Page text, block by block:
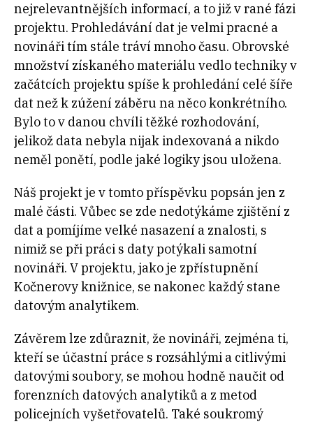
nejrelevantnějších informací, a to již v rané fázi
projektu. Prohledávání dat je velmi pracné a
novináři tím stále tráví mnoho času. Obrovské
množství získaného materiálu vedlo techniky v
začátcích projektu spíše k prohledání celé šíře
dat než k zúžení záběru na něco konkrétního.
Bylo to v danou chvíli těžké rozhodování,
jelikož data nebyla nijak indexovaná a nikdo
neměl ponětí, podle jaké logiky jsou uložena.
Náš projekt je v tomto příspěvku popsán jen z
malé části. Vůbec se zde nedotýkáme zjištění z
dat a pomíjíme velké nasazení a znalosti, s
nimiž se při práci s daty potýkali samotní
novináři. V projektu, jako je zpřístupnění
Kočnerovy knižnice, se nakonec každý stane
datovým analytikem.
Závěrem lze zdůraznit, že novináři, zejména ti,
kteří se účastní práce s rozsáhlými a citlivými
datovými soubory, se mohou hodně naučit od
forenzních datových analytiků a z metod
policejních vyšetřovatelů. Také soukromý